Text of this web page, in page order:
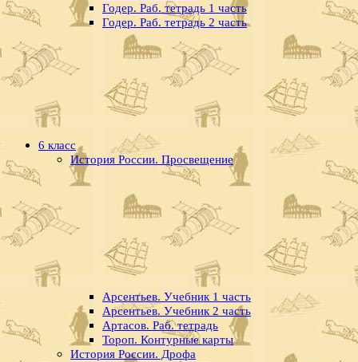
Годер. Раб. тетрадь 1 часть
Годер. Раб. тетрадь 2 часть
6 класс
История России. Просвещение
Арсентьев. Учебник 1 часть
Арсентьев. Учебник 2 часть
Артасов. Раб. тетрадь
Тороп. Контурные карты
История России. Дрофа